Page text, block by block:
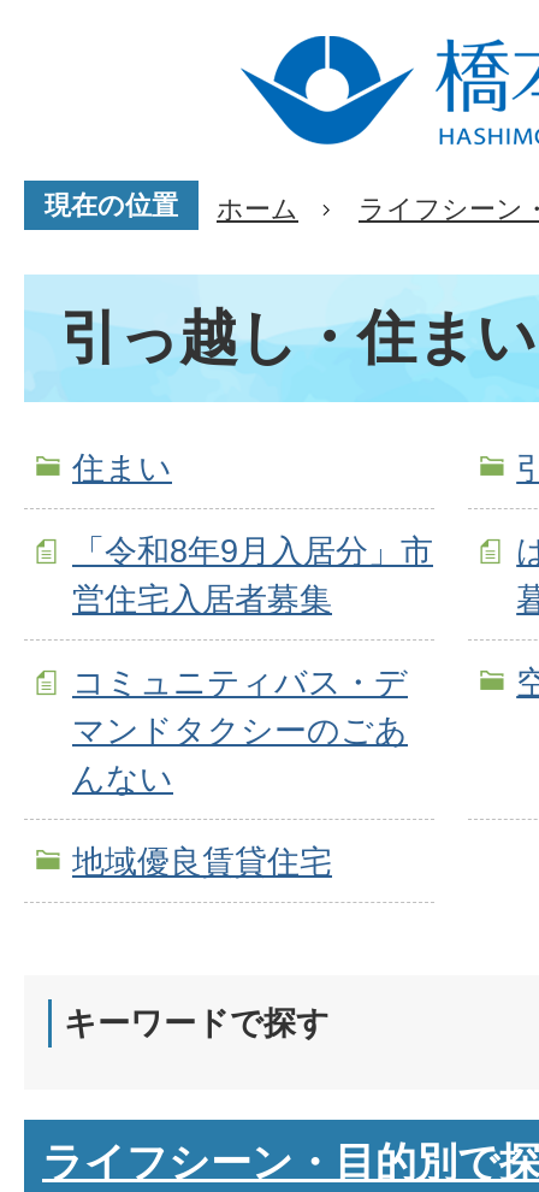
現在の位置 ホーム ライフシーン
引っ越し・住まい
住まい
「令和8年9月入居分」市
営住宅入居者募集
コミュニティバス・デ
マンドタクシーのごあ
んない
地域優良賃貸住宅
キーワードで探す
ライフシーン・目的別で